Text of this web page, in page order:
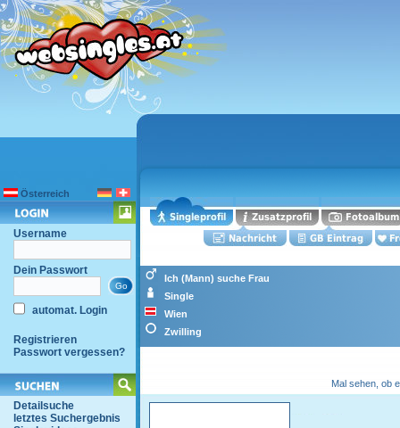
Österreich
Username
Dein Passwort
automat. Login
Registrieren
Passwort vergessen?
Detailsuche
letztes Suchergebnis
Ich (Mann) suche Frau
Single
Wien
Zwilling
Mal sehen, ob